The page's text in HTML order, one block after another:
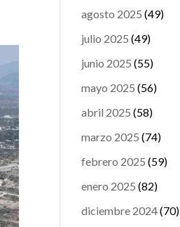
agosto 2025 (49)
julio 2025 (49)
junio 2025 (55)
mayo 2025 (56)
abril 2025 (58)
marzo 2025 (74)
febrero 2025 (59)
enero 2025 (82)
diciembre 2024(70)